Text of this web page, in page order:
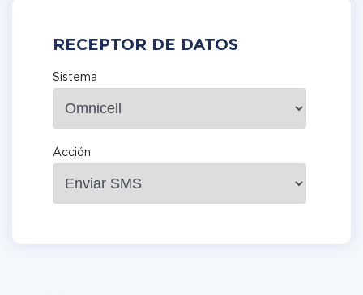
RECEPTOR DE DATOS
Sistema
Acción